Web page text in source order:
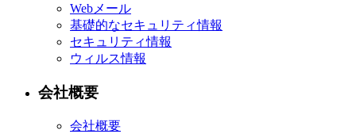
Webメール
基礎的なセキュリティ情報
セキュリティ情報
ウィルス情報
会社概要
会社概要